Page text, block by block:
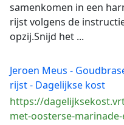
samenkomen in een
rijst volgens de
opzij.Snijd het ...
Jeroen Meus -
rijst - Dagelijkse kost
https://
met-oosterse-